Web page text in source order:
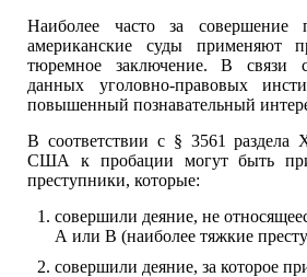
Наиболее часто за совершение
американские суды применяют
тюремное заключение. В связи
данных уголовно-правовых
повышенный познавательный
В соответствии с § 3561 раздела
США к пробации могут быть
преступники, которые:
совершили деяние, не
А или В (наиболее тяжкие
совершили деяние, за которое